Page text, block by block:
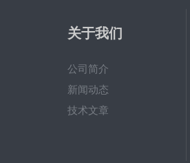
关于我们
公司简介
新闻动态
技术文章